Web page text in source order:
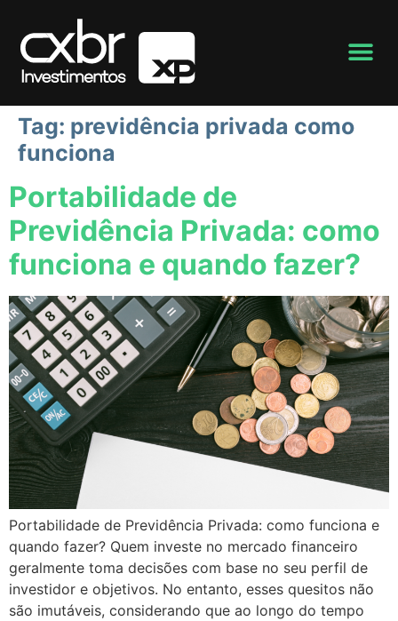
Tag: previdência privada como
funciona
Portabilidade de
Previdência Privada: como
funciona e quando fazer?
Portabilidade de Previdência Privada: como funciona e
quando fazer? Quem investe no mercado financeiro
geralmente toma decisões com base no seu perfil de
investidor e objetivos. No entanto, esses quesitos não
são imutáveis, considerando que ao longo do tempo